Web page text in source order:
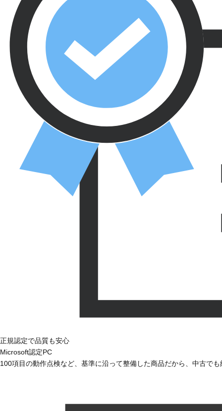
正規認定で品質も安心
Microsoft認定PC
100項目の動作点検など、基準に沿って整備した商品だから、中古で